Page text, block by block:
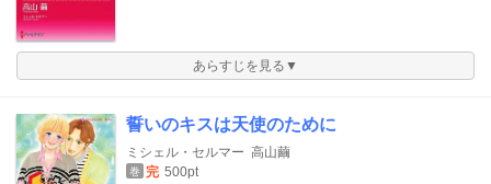
あらすじを見る▼
誓いのキスは天使のために
ミシェル・セルマー 高山繭
巻 完 500pt